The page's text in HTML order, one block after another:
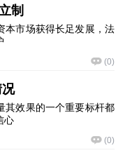
制
本市场获得长足发展，法
(0)
其效果的一个重要标杆都
心
(0)